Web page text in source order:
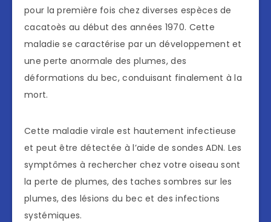
pour la première fois chez diverses espèces de
cacatoès au début des années 1970. Cette
maladie se caractérise par un développement et
une perte anormale des plumes, des
déformations du bec, conduisant finalement à la
mort.
Cette maladie virale est hautement infectieuse
et peut être détectée à l’aide de sondes ADN. Les
symptômes à rechercher chez votre oiseau sont
la perte de plumes, des taches sombres sur les
plumes, des lésions du bec et des infections
systémiques.